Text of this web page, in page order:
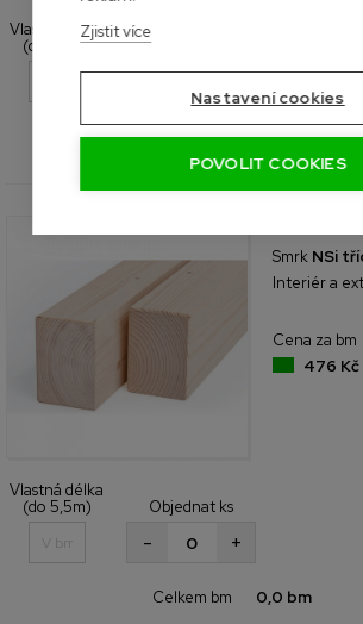
Vlastná délka
(do 5,5m)
Objednat ks
+
-
Celkem bm 0,0 bm
Smrk NSi
Interiér a
Cena za bm
476 Kč
Vlastná délka
(do 5,5m)
Objednat ks
+
-
Celkem bm 0,0 bm
Zjistit více
Nastavení cookies
POVOLIT COOKIES